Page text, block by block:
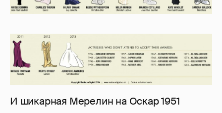
И шикарная Мерелин на Оскар 1951